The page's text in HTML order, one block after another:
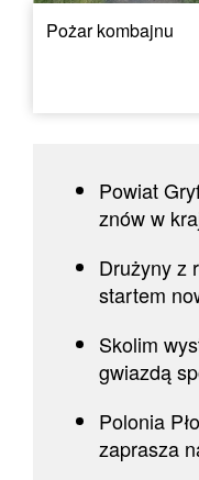
Pożar kombajnu
Powiat
znów w
Drużyny z
startem
Skolim
gwiazdą
Polonia
zaprasza